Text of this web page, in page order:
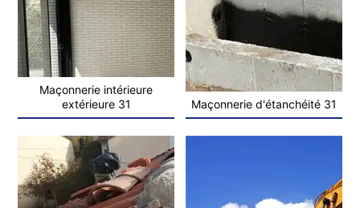
Maçonnerie intérieure
extérieure 31
Maçonnerie d'étanchéité 31